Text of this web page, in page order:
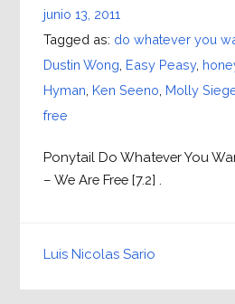
junio 13, 2011
Tagged as: do whatever you
Dustin Wong Easy Peasy,
Hyman Ken Seeno Molly
free
Ponytail Do Whatever You
– We Are Free [7.2] .
Luis Nicolas Sario